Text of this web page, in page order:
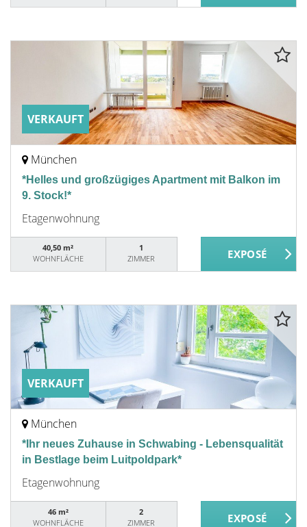
VERKAUFT
München
*Helles und großzügiges Apartment mit Balkon im
9. Stock!*
Etagenwohnung
40,50 m²
WOHNFLÄCHE
1
ZIMMER
VERKAUFT
München
*Ihr neues Zuhause in Schwabing - Lebensqualität
in Bestlage beim Luitpoldpark*
Etagenwohnung
46 m²
WOHNFLÄCHE
2
ZIMMER